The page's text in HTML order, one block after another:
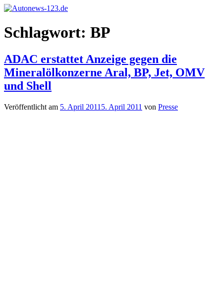
Zum
springen
Autonews-
123.de
Autonews
mit
Schlagwort: BP
ADAC erstattet Anzeige gegen die
Mineralölkonzerne Aral, BP, Jet, OMV
und Shell
Veröffentlicht am 5. April 2011 5. April 2011 von Presse